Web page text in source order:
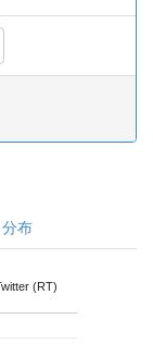
分布
(RT)